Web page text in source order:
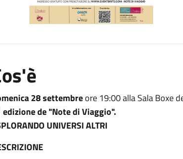
28 settembreore 19:00 alla Sala Boxe
edizione de "Note di Viaggio".
UNIVERSI ALTRI